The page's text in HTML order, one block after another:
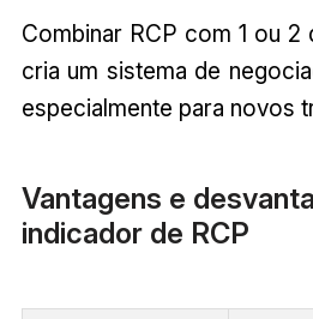
Combinar RCP com 1 ou 2
cria um sistema de
especialmente para novos
Vantagens e
indicador de RCP